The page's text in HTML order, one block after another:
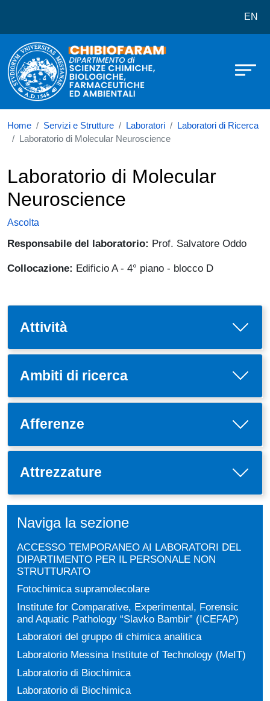
Dipartimento di Scienze EN
Home Servizi e Strutture Laboratori
Laboratori di Ricerca
Laboratorio di Molecular Neuroscience
Laboratorio di Molecular
Neuroscience
Ascolta
Responsabile del laboratorio: Prof. Salvatore Oddo
Collocazione: Edificio A - 4° piano - blocco D
Attività
Ambiti di ricerca
Afferenze
Attrezzature
Naviga la sezione
ACCESSO TEMPORANEO AI LABORATORI DEL
DIPARTIMENTO PER IL PERSONALE NON
STRUTTURATO
Fotochimica supramolecolare
Institute for Comparative, Experimental, Forensic
and Aquatic Pathology “Slavko Bambir” (ICEFAP)
Laboratori del gruppo di chimica analitica
Laboratorio Messina Institute of Technology (MeIT)
Laboratorio di Biochimica
Laboratorio di Biochimica